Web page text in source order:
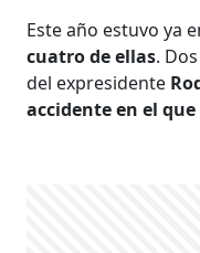
Este año estuvo ya
cuatro de ellas.
del expresidente
accidente en el